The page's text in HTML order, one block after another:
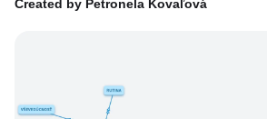
Created by Petronela Kovaľová